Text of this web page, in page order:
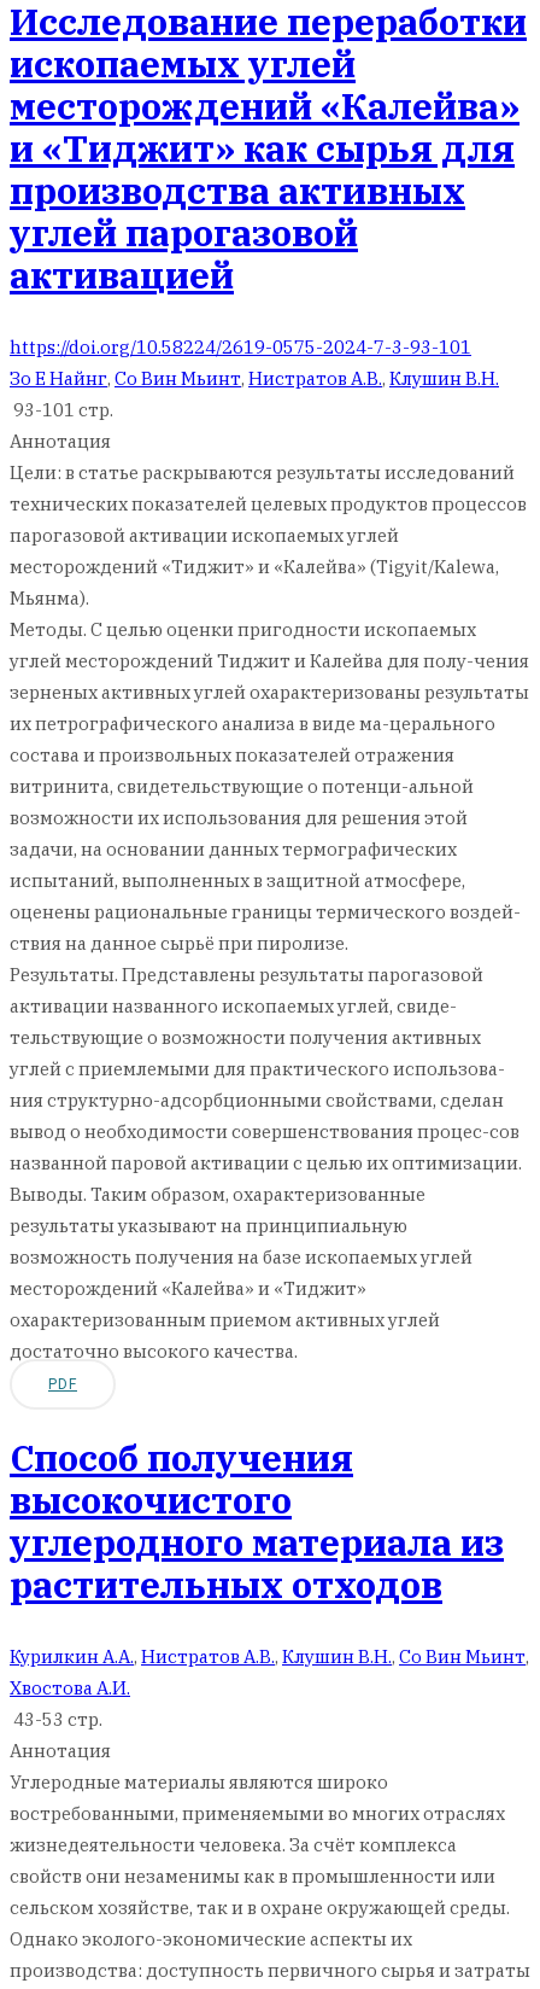
Исследование переработки
ископаемых углей
месторождений «Калейва»
и «Тиджит» как сырья для
производства активных
углей парогазовой
активацией
https://doi.org/10.58224/2619-0575-2024-7-3-93-101
Зо Е Найнг, Со Вин Мьинт, Нистратов А.В., Клушин В.Н.
93-101 стр.
Аннотация
Цели: в статье раскрываются результаты исследований
технических показателей целевых продуктов процессов
парогазовой активации ископаемых углей
месторождений «Тиджит» и «Калейва» (Tigyit/Kalewa,
Мьянма).
Методы. С целью оценки пригодности ископаемых
углей месторождений Тиджит и Калейва для полу-чения
зерненых активных углей охарактеризованы результаты
их петрографического анализа в виде ма-церального
состава и произвольных показателей отражения
витринита, свидетельствующие о потенци-альной
возможности их использования для решения этой
задачи, на основании данных термографических
испытаний, выполненных в защитной атмосфере,
оценены рациональные границы термического воздей-
ствия на данное сырьё при пиролизе.
Результаты. Представлены результаты парогазовой
активации названного ископаемых углей, свиде-
тельствующие о возможности получения активных
углей с приемлемыми для практического использова-
ния структурно-адсорбционными свойствами, сделан
вывод о необходимости совершенствования процес-сов
названной паровой активации с целью их оптимизации.
Выводы. Таким образом, охарактеризованные
результаты указывают на принципиальную
возможность получения на базе ископаемых углей
месторождений «Калейва» и «Тиджит»
охарактеризованным приемом активных углей
достаточно высокого качества.
PDF
Способ получения
высокочистого
углеродного материала из
растительных отходов
Курилкин А.А., Нистратов А.В., Клушин В.Н., Со Вин Мьинт,
Хвостова А.И.
43-53 стр.
Аннотация
Углеродные материалы являются широко
востребованными, применяемыми во многих отраслях
жизнедеятельности человека. За счёт комплекса
свойств они незаменимы как в промышленности или
сельском хозяйстве, так и в охране окружающей среды.
Однако эколого-экономические аспекты их
производства: доступность первичного сырья и затраты